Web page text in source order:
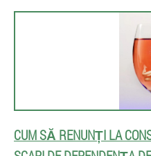
CUM SĂ RENUNȚI LA